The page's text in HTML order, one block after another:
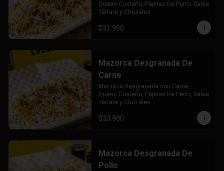
Queso Costeño, Papitas De Perro, Salsa
Tártara y Chúzales.
$31.900
Mazorca Desgranada De
Carne
Mazorca Desgranada con Carne,
Queso Costeño, Papitas De Perro, Salsa
Tártara y Chúzales.
$33.900
Mazorca Desgranada De
Pollo